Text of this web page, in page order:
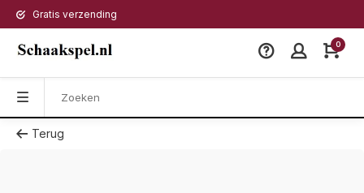
Gratis verzending
0
Terug